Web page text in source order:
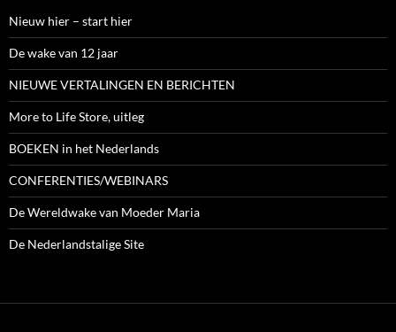
Nieuw hier – start hier
De wake van 12 jaar
NIEUWE VERTALINGEN EN BERICHTEN
More to Life Store, uitleg
BOEKEN in het Nederlands
CONFERENTIES/WEBINARS
De Wereldwake van Moeder Maria
De Nederlandstalige Site